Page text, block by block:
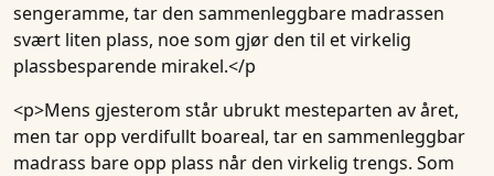
sengeramme, tar den sammenleggbare madrassen
svært liten plass, noe som gjør den til et virkelig
plassbesparende mirakel.</p
<p>Mens gjesterom står ubrukt mesteparten av året,
men tar opp verdifullt boareal, tar en sammenleggbar
madrass bare opp plass når den virkelig trengs. Som